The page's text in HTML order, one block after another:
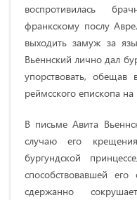
воспротивилась
франкскому послу
выходить замуж за
Вьеннский лично дал
упорствовать, обещав
реймсского епископа
В письме Авита
случаю его
бургундской
способствовавшей
сдержанно